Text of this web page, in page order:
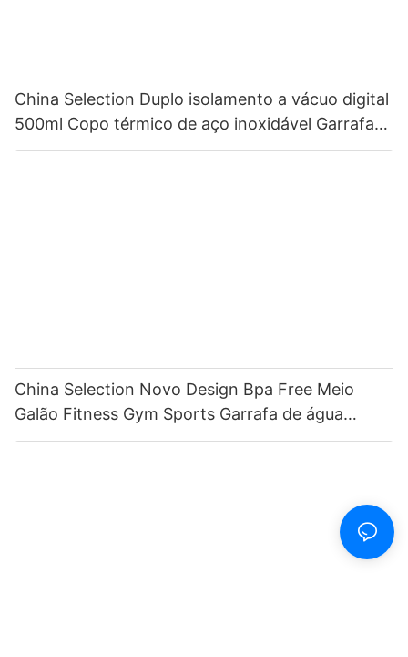
China Selection Duplo isolamento a vácuo digital
500ml Copo térmico de aço inoxidável Garrafa
de água inteligente com display de temperatura
China Selection Novo Design Bpa Free Meio
Galão Fitness Gym Sports Garrafa de água
motivacional de plástico transparente com